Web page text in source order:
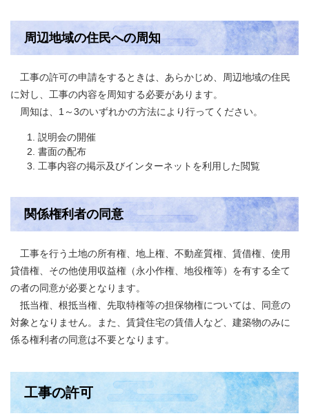
周辺地域の住民への周知
工事の許可の申請をするときは、あらかじめ、周辺地域の住民
に対し、工事の内容を周知する必要があります。
周知は、1～3のいずれかの方法により行ってください。
説明会の開催
書面の配布
工事内容の掲示及びインターネットを利用した閲覧
関係権利者の同意
工事を行う土地の所有権、地上権、不動産質権、賃借権、使用
貸借権、その他使用収益権（永小作権、地役権等）を有する全て
の者の同意が必要となります。
抵当権、根抵当権、先取特権等の担保物権については、同意の
対象となりません。また、賃貸住宅の賃借人など、建築物のみに
係る権利者の同意は不要となります。
工事の許可